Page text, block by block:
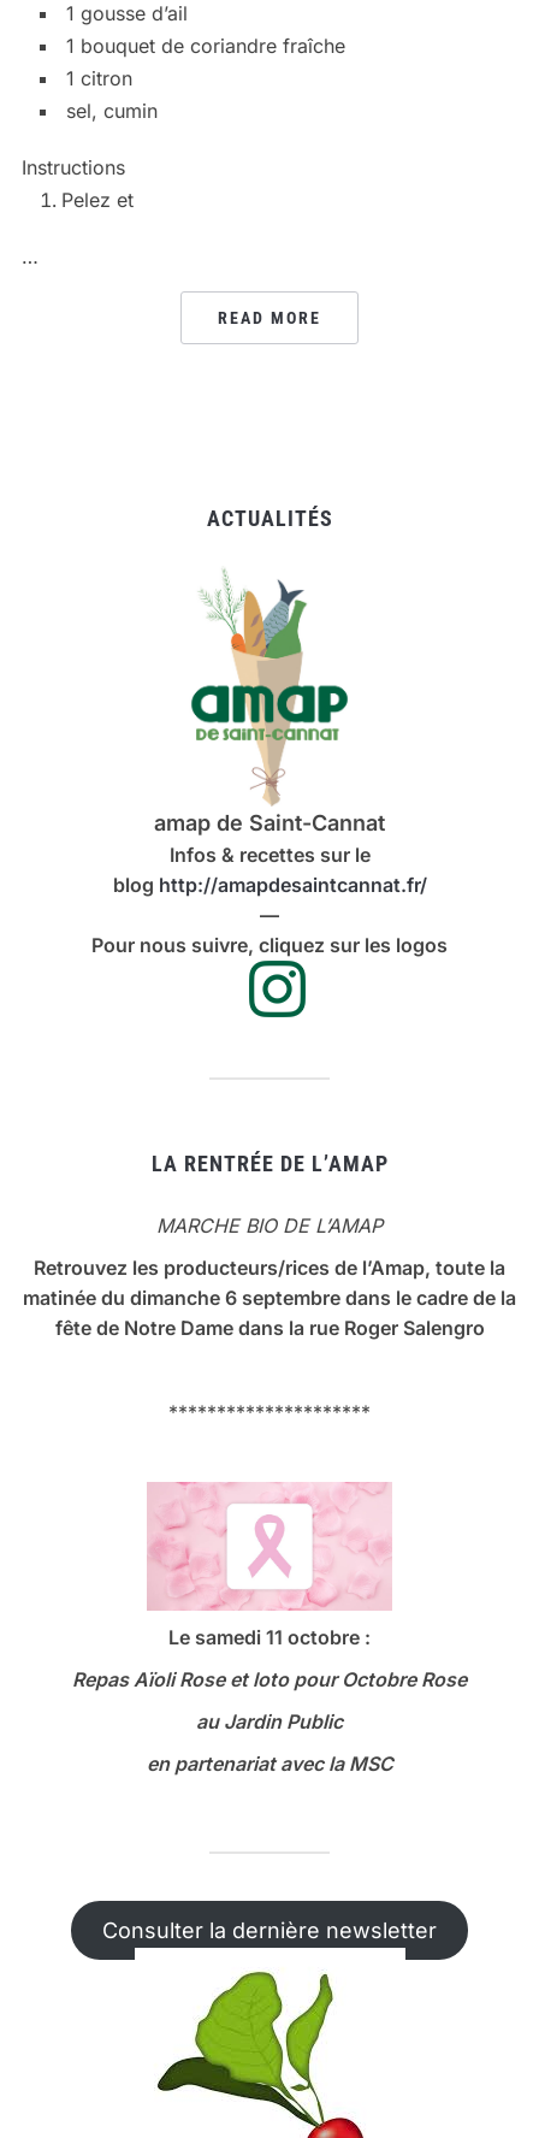
ACTUALITÉS
amap de Saint-Cannat
Infos & recettes sur le
blog http://amapdesaintcannat.fr/
—
Pour nous suivre, cliquez sur les logos
LA RENTRÉE DE L’AMAP
MARCHE BIO DE L’AMAP
Retrouvez les producteurs/rices de l’Amap, toute la
matinée du dimanche 6 septembre dans le cadre de la
fête de Notre Dame dans la rue Roger Salengro
*********************
Le samedi 11 octobre :
Repas Aïoli Rose et loto pour Octobre Rose
au Jardin Public
en partenariat avec la MSC
Consulter la dernière newsletter
1 gousse d’ail
1 bouquet de coriandre fraîche
1 citron
sel, cumin
Instructions
Pelez et
…
READ MORE